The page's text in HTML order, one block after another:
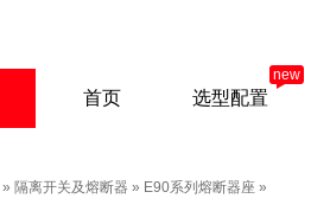
首页 选型配置
new
» 隔离开关及熔断器 » E90系列熔断器座 »